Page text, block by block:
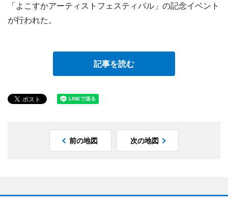
「よこすかアーティストフェスティバル」の記念イベント
が行われた。
記事を読む
前の地図 次の地図